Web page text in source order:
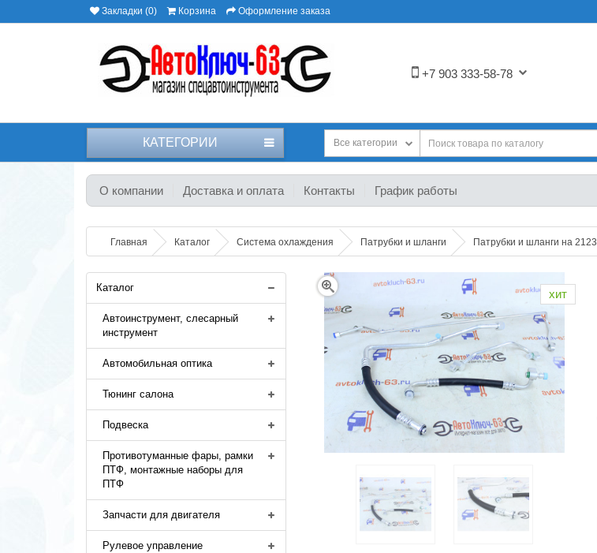
Закладки (0) Корзина Оформление заказа
+7 903 333-58-78
КАТЕГОРИИ Все категории
О компании Доставка и оплата Контакты График работы
Главная Каталог Система охлаждения Патрубки и шланги Патрубки и шланги на 2123
Каталог
Автоинструмент, слесарный
инструмент
Автомобильная оптика
Тюнинг салона
Подвеска
Противотуманные фары, рамки
ПТФ, монтажные наборы для
ПТФ
Запчасти для двигателя
Рулевое управление
хит